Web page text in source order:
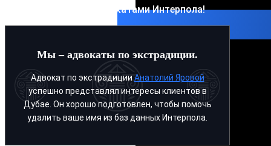
Свяжитесь с адвокатами Интерпола!
Мы – адвокаты по экстрадиции.
Адвокат по экстрадиции Анатолий Яровой
успешно представлял интересы клиентов в
Дубае. Он хорошо подготовлен, чтобы помочь
удалить ваше имя из баз данных Интерпола.